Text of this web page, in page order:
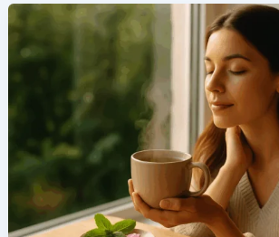
Respirar
calma:
nervio
vago
equilibrio
mente–